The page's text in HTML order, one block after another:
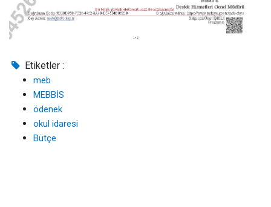
Etiketler :
meb
MEBBİS
ödenek
okul idaresi
Bütçe